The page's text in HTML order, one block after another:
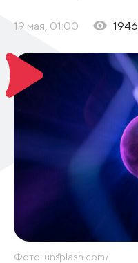
19 мая, 01:00 1946
Фото: unsplash.com/